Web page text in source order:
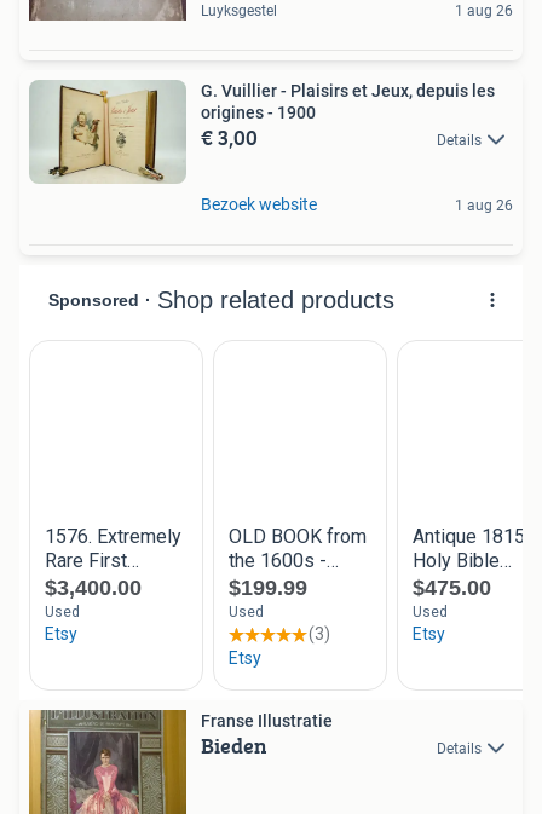
Luyksgestel 1 aug 26
G. Vuillier - Plaisirs et Jeux, depuis les
origines - 1900
€ 3,00 Details
Bezoek website 1 aug 26
Franse Illustratie
Bieden Details